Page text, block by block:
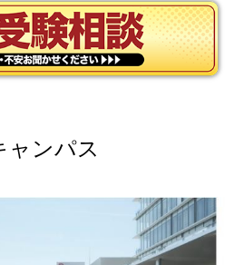
ャンパス